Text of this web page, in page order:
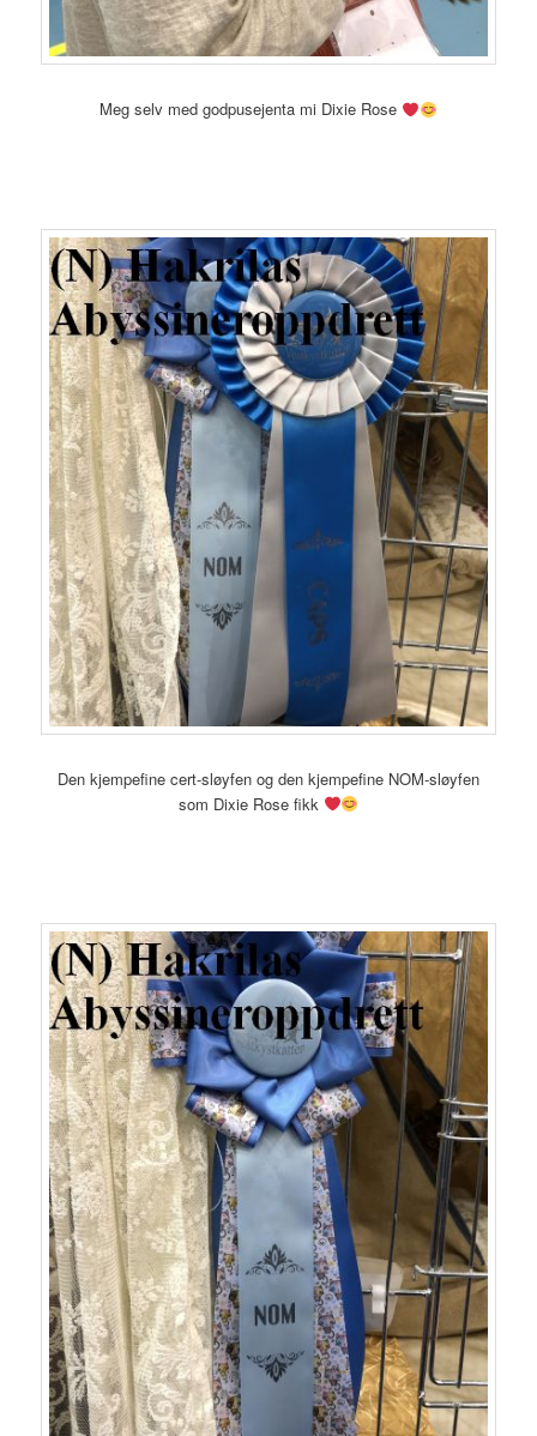
Meg selv med godpusejenta mi Dixie Rose
Den kjempefine cert-sløyfen og den kjempefine NOM-sløyfen
som Dixie Rose fikk